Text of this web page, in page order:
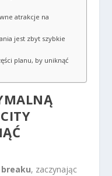
atrakcje na
jest zbyt szybkie
planu, by uniknąć
, zaczynając